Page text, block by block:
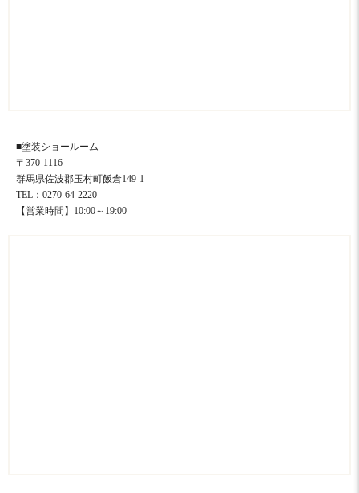
■塗装ショールーム
〒370-1116
群馬県佐波郡玉村町飯倉149-1
TEL：0270-64-2220
【営業時間】10:00～19:00